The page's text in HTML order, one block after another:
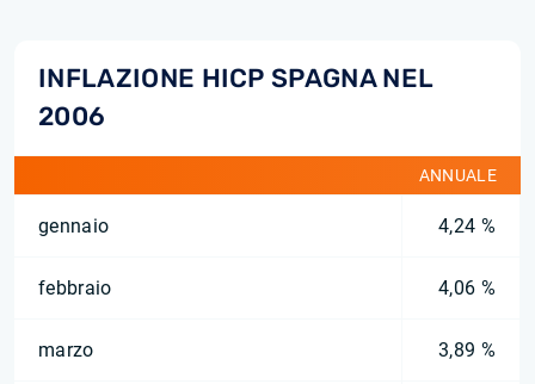
INFLAZIONE HICP SPAGNA NEL
2006
ANNUALE
gennaio 4,24 %
febbraio 4,06 %
marzo 3,89 %